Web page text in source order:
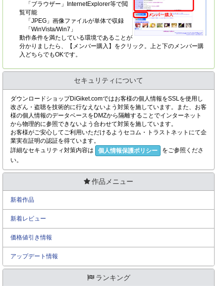
「ブラウザー」InternetExplorer等で閲
覧可能
「JPEG」画像ファイルが単体で収録
「WinVista/Win7」
動作条件を満たしている環境であることが
分かりましたら、【メンバー購入】をクリック。上と下のメンバー購
入どちらでもOKです。
セキュリティについて
ダウンロードショップDiGiket.comではお客様の個人情報をSSLを使用し
改ざん・盗聴を技術的に行なえないよう対策を施しています。また、お客
様の個人情報のデータベースをDMZから隔離することでインターネット
から物理的に参照できないよう合わせて対策を施しています。
お客様がご安心してご利用いただけるようセコム・トラストネットにて企
業実在証明の認証を得ています。
詳細なセキュリティ対策内容は
個人情報保護ポリシー
をご参照くださ
い。
作品メニュー
新着作品
新着レビュー
価格値引き情報
アップデート情報
ランキング